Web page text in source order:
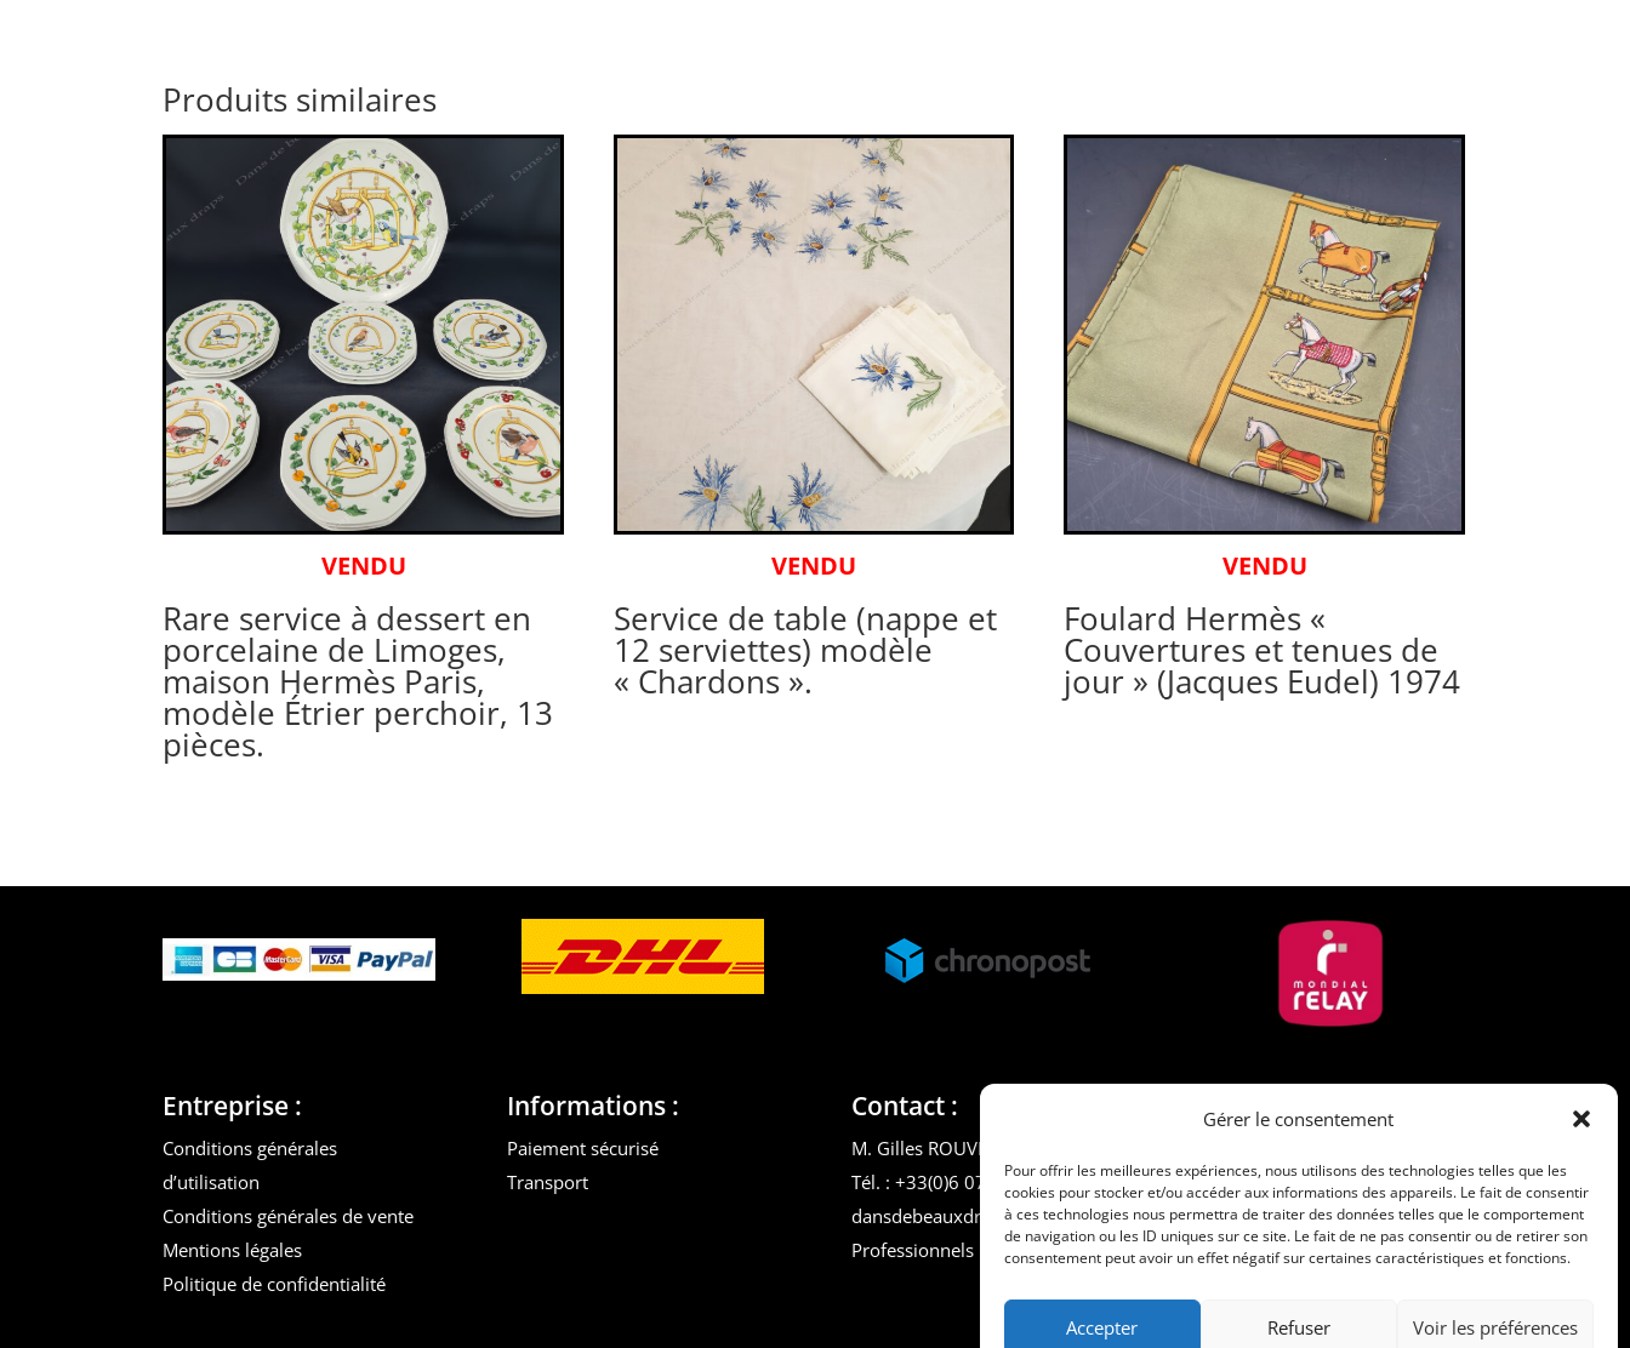
Gérer le consentement
Pour offrir les meilleures expériences, nous utilisons des technologies telles que les
cookies pour stocker et/ou accéder aux informations des appareils. Le fait de consentir
à ces technologies nous permettra de traiter des données telles que le comportement
de navigation ou les ID uniques sur ce site. Le fait de ne pas consentir ou de retirer son
consentement peut avoir un effet négatif sur certaines caractéristiques et fonctions.
Accepter Refuser Voir les préférences
Produits similaires
VENDU
Rare service à dessert en
porcelaine de Limoges,
maison Hermès Paris,
modèle Étrier perchoir, 13
pièces.
VENDU
Service de table (nappe et
12 serviettes) modèle
« Chardons ».
VENDU
Foulard Hermès «
Couvertures et tenues de
jour » (Jacques Eudel) 1974
Entreprise :
Conditions générales
d’utilisation
Conditions générales de vente
Mentions légales
Politique de confidentialité
Informations :
Paiement sécurisé
Transport
Contact :
M. Gilles ROUVEYROL
Tél. : +33(0)6 07 72 40 47
dansdebeauxdraps@gmail.com
Professionnels
Suivez-nous